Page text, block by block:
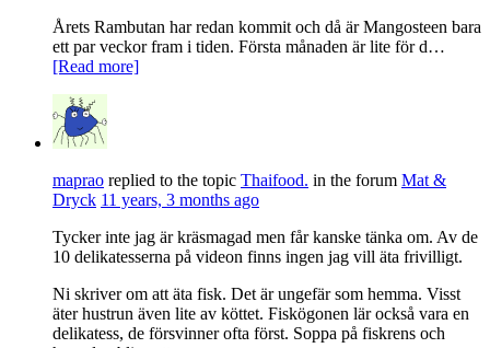
Årets Rambutan har redan kommit och då är Mangosteen bara
ett par veckor fram i tiden. Första månaden är lite för d…
[Read more]
maprao replied to the topic Thaifood. in the forum Mat &
Dryck 11 years, 3 months ago
Tycker inte jag är kräsmagad men får kanske tänka om. Av de
10 delikatesserna på videon finns ingen jag vill äta frivilligt.
Ni skriver om att äta fisk. Det är ungefär som hemma. Visst
äter hustrun även lite av köttet. Fiskögonen lär också vara en
delikatess, de försvinner ofta först. Soppa på fiskrens och